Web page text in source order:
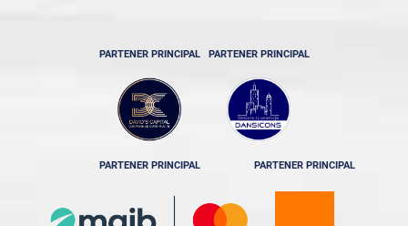
PARTENER PRINCIPAL PARTENER PRINCIPAL
PARTENER PRINCIPAL PARTENER PRINCIPAL